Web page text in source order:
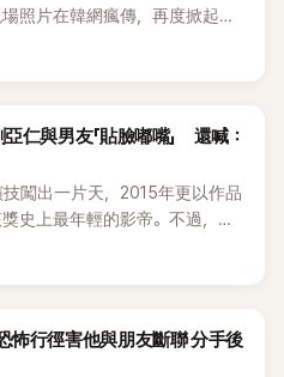
照片在韓網瘋傳，再度掀起熱
呼：「真人比照片還漂亮！」
仁與男友「貼臉嘟嘴」 還喊：
闖出一片天，2015年更以作品
史上最年輕的影帝。不過，他
業受到重創，後續又牽扯與男
怖行徑害他與朋友斷聯 分手後